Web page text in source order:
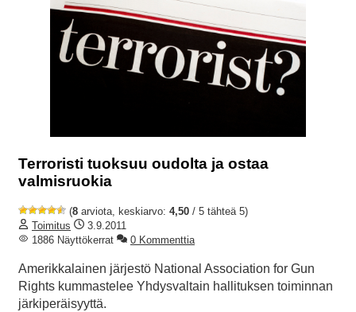
Terroristi tuoksuu oudolta ja ostaa
valmisruokia
(8 arviota, keskiarvo: 4,50 / 5 tähteä 5)
Toimitus
3.9.2011
1886 Näyttökerrat
0 Kommenttia
Amerikkalainen järjestö National Association for Gun
Rights kummastelee Yhdysvaltain hallituksen toiminnan
järkiperäisyyttä.